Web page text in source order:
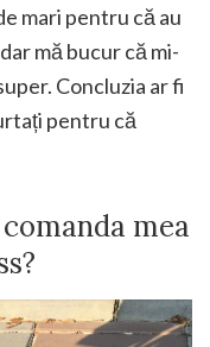
mari pentru că au
mă bucur că mi-
Concluzia ar fi
pentru că
mea